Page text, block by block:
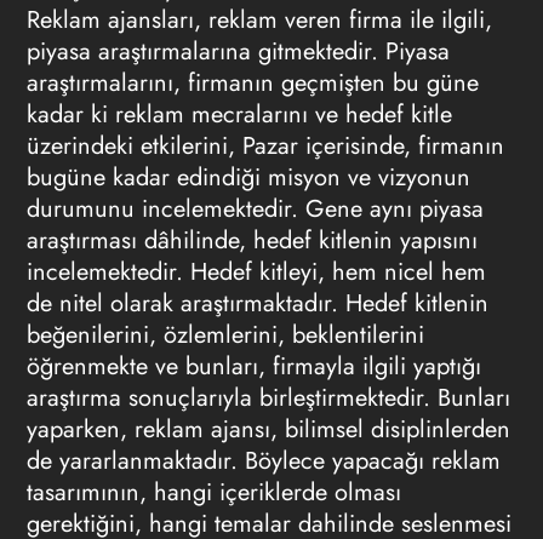
Reklam ajansları, reklam veren firma ile ilgili,
piyasa araştırmalarına gitmektedir. Piyasa
araştırmalarını, firmanın geçmişten bu güne
kadar ki reklam mecralarını ve hedef kitle
üzerindeki etkilerini, Pazar içerisinde, firmanın
bugüne kadar edindiği misyon ve vizyonun
durumunu incelemektedir. Gene aynı piyasa
araştırması dâhilinde, hedef kitlenin yapısını
incelemektedir. Hedef kitleyi, hem nicel hem
de nitel olarak araştırmaktadır. Hedef kitlenin
beğenilerini, özlemlerini, beklentilerini
öğrenmekte ve bunları, firmayla ilgili yaptığı
araştırma sonuçlarıyla birleştirmektedir. Bunları
yaparken, reklam ajansı, bilimsel disiplinlerden
de yararlanmaktadır. Böylece yapacağı reklam
tasarımının, hangi içeriklerde olması
gerektiğini, hangi temalar dahilinde seslenmesi